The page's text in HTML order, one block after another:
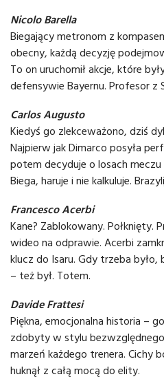
Nicolo Barella
Biegający metronom z
obecny, każdą decyzję
To on uruchomił akcje, które
defensywie Bayernu. Profesor z
Carlos Augusto
Kiedyś go zlekceważono, dziś
Najpierw jak Dimarco posyła
potem decyduje o losach
Biega, haruje i nie kalkuluje.
Francesco Acerbi
Kane? Zablokowany. Połknięty.
wideo na odprawie. Acerbi
klucz do Isaru. Gdy trzeba było,
– też był. Totem.
Davide Frattesi
Piękna, emocjonalna historia –
zdobyty w stylu bezwzględnego
marzeń każdego trenera. Cichy
huknął z całą mocą do elity.